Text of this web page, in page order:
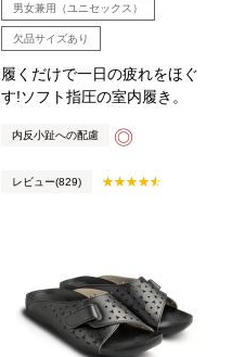
男女兼用（ユニセックス）
欠品サイズあり
履くだけで一日の疲れをほぐ
す!ソフト指圧の室内履き。
内反小趾への配慮 ◎
レビュー(829)